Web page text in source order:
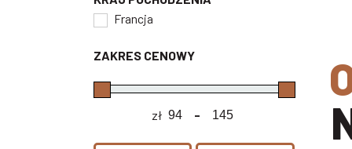
Francja
ZAKRES CENOWY
zł Minimum Price
-
Maximum Price
ODKRYJ